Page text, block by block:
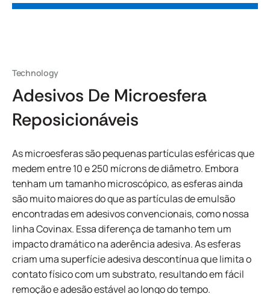
Technology
Adesivos De Microesfera
Reposicionáveis
As microesferas são pequenas partículas esféricas que
medem entre 10 e 250 mícrons de diâmetro. Embora
tenham um tamanho microscópico, as esferas ainda
são muito maiores do que as partículas de emulsão
encontradas em adesivos convencionais, como nossa
linha Covinax. Essa diferença de tamanho tem um
impacto dramático na aderência adesiva. As esferas
criam uma superfície adesiva descontínua que limita o
contato físico com um substrato, resultando em fácil
remoção e adesão estável ao longo do tempo.